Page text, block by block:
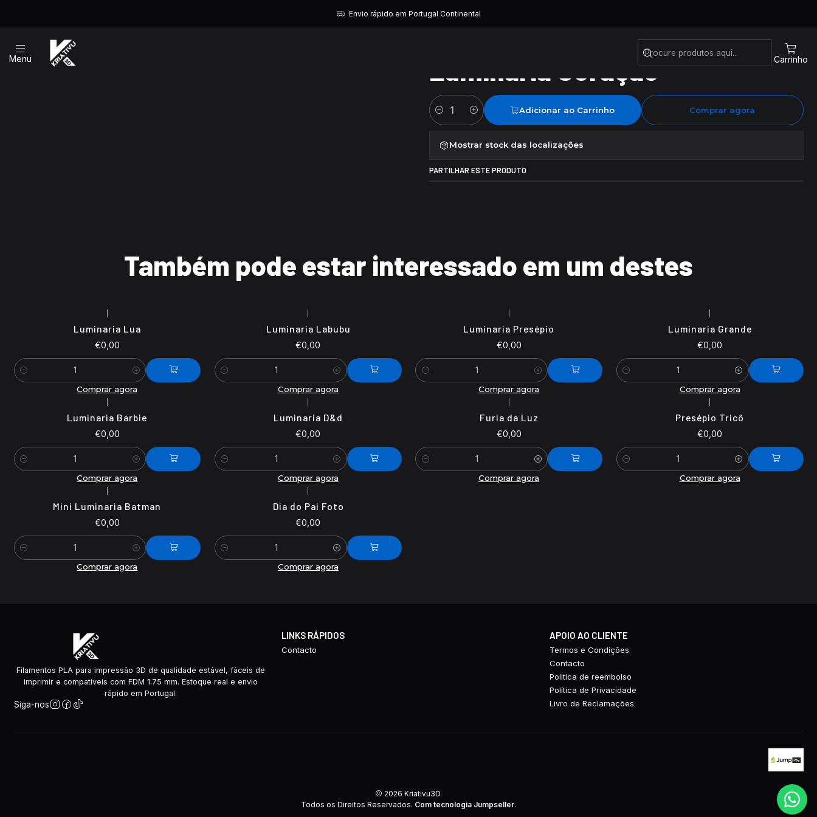
Menu Carrinho
Envio rápido em Portugal Continental
Início Luminaria Coração
Luminaria Coração
Quantidade
Adicionar ao Carrinho Comprar agora
Mostrar stock das localizações
PARTILHAR ESTE PRODUTO
Também pode estar interessado em um destes
Luminaria Lua
€0,00
Quantidade
Comprar agora
Luminaria Labubu
€0,00
Quantidade
Comprar agora
Luminaria Presépio
€0,00
Quantidade
Comprar agora
Luminaria Grande
€0,00
Quantidade
Comprar agora
Luminaria Barbie
€0,00
Quantidade
Comprar agora
Luminaria D&d
€0,00
Quantidade
Comprar agora
Furia da Luz
€0,00
Quantidade
Comprar agora
Presépio Tricô
€0,00
Quantidade
Comprar agora
Mini Luminaria Batman
€0,00
Quantidade
Comprar agora
Dia do Pai Foto
€0,00
Quantidade
Comprar agora
Filamentos PLA para impressão 3D de qualidade estável, fáceis de
imprimir e compatíveis com FDM 1.75 mm. Estoque real e envio
rápido em Portugal.
Siga-nos
LINKS RÁPIDOS
Contacto
APOIO AO CLIENTE
Termos e Condições
Contacto
Politica de reembolso
Política de Privacidade
Livro de Reclamações
2026 Kriativu3D.
Todos os Direitos Reservados. Com tecnologia Jumpseller.